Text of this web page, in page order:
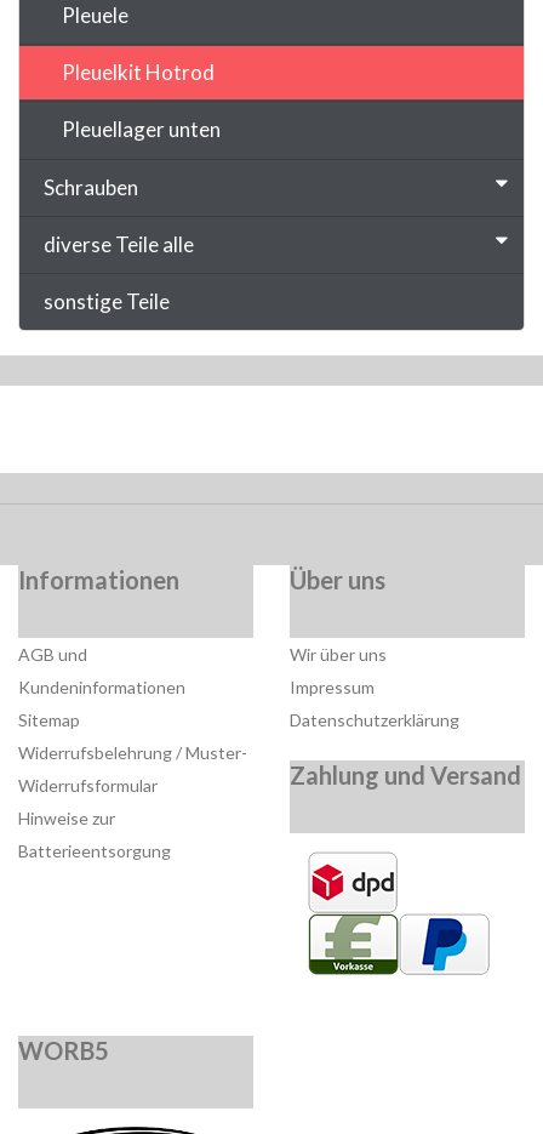
Pleuele
Pleuelkit Hotrod
Pleuellager unten
Schrauben
diverse Teile alle
sonstige Teile
Informationen
AGB und
Kundeninformationen
Sitemap
Widerrufsbelehrung / Muster-
Widerrufsformular
Hinweise zur
Batterieentsorgung
Über uns
Wir über uns
Impressum
Datenschutzerklärung
Zahlung und Versand
WORB5